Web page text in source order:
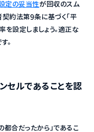
定の妥当性が回収のスム
契約法第9条に基づく「平
を設定しましょう。適正な
。
セルであることを認
合だったから」であるこ